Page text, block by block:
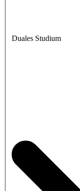
Duales Studium